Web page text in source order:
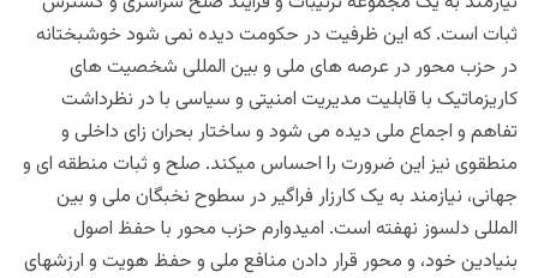
ثبات است. که این ظرفیت در حکومت دیده نمی شود خوشبختانه
در حزب محور در عرصه های ملی و بین المللی شخصیت های
کاریزماتیک با قابلیت مدیریت امنیتی و سیاسی با در نظرداشت
تفاهم و اجماع ملی دیده می شود و ساختار بحران زای داخلی و
منطقوی نیز این ضرورت را احساس میکند. صلح و ثبات منطقه ای و
جهانی، نیازمند به یک کارزار فراگیر در سطوح نخبگان ملی و بین
المللی دلسوز نهفته است. امیدوارم حزب محور با حفظ اصول
بنیادین خود، و محور قرار دادن منافع ملی و حفظ هویت و ارزشهای